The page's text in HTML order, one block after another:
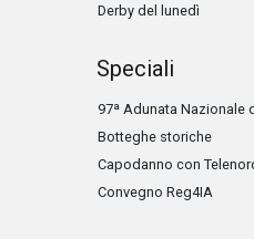
Derby del lunedì
Speciali
97ª Adunata Nazionale
Botteghe storiche
Capodanno con
Convegno Reg4IA